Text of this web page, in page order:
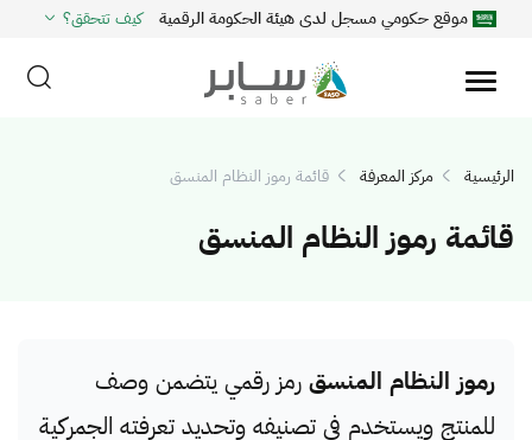
موقع حكومي مسجل لدى هيئة الحكومة الرقمية كيف تتحقق؟
الرئيسية مركز المعرفة قائمة رموز النظام المنسق
قائمة رموز النظام المنسق
رموز النظام المنسق رمز رقمي يتضمن وصف
للمنتج ويستخدم في تصنيفه وتحديد تعرفته الجمركية